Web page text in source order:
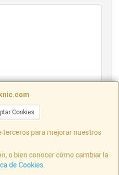
Cookies
terceros para mejorar nuestros
o bien conocer cómo cambiar la
de Cookies
España. - C.I.F.: B54578497 - Tfno: